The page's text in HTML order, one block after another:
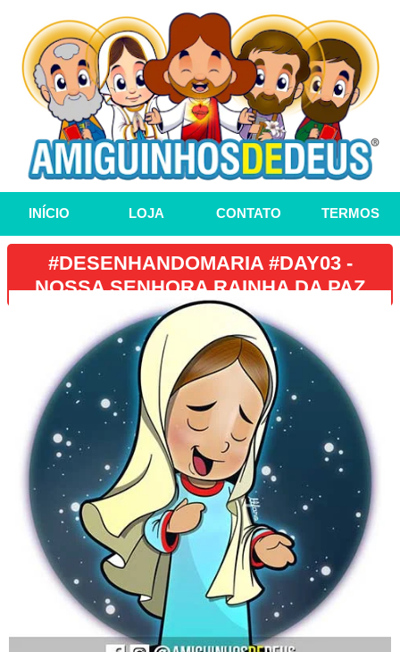
INÍCIO LOJA CONTATO TERMOS
#DESENHANDOMARIA #DAY03 -
NOSSA SENHORA RAINHA DA PAZ